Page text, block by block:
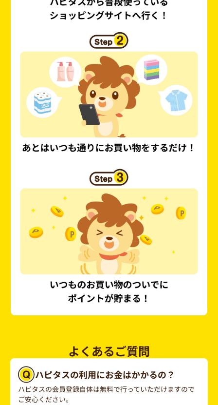
よくあるご質問
ハピタスの利用にお金はかかるの？
ハピタスの会員登録自体は無料で行っていただけますので
ご安心ください。